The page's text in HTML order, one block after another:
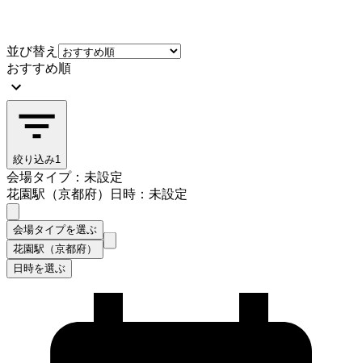
並び替え
おすすめ順
絞り込み1
会場タイプ：未設定
花園駅（京都府）
日時：未設定
会場タイプを選ぶ
花園駅（京都府）
日時を選ぶ